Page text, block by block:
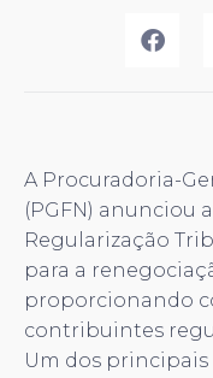
A Procuradoria-
(PGFN) anunciou
Regularização
para a
proporcionando
contribuintes
Um dos